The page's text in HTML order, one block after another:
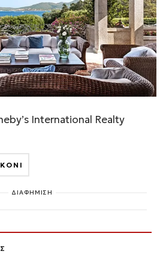
International Realty
ΔΙΑΦΗΜΙΣΗ